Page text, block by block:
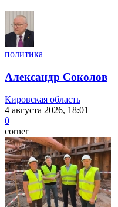
политика
Александр Соколов
Кировская область
4 августа 2026, 18:01
0
corner